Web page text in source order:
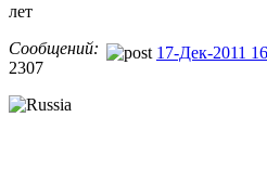
лет
Сообщений:
2307
17-Дек-2011